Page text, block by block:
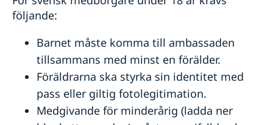
Medborgaskap
Samordningsnummer / registrera nyfödda i
Bangladesh
Körkort
Förlust av pass
Pass för vuxna
Pass för barn
följande:
Barnet måste komma till ambassaden
tillsammans med minst en förälder.
Föräldrarna ska styrka sin identitet med
pass eller giltig fotolegitimation.
Medgivande för minderårig (ladda ner